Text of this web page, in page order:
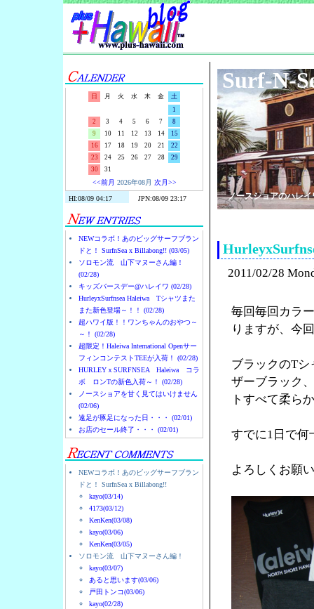
日 月 火 水 木 金
土
1
2
3 4 5 6 7
8
9
10 11 12 13 14
15
16
17 18 19 20 21
22
23
24 25 26 27 28
29
30
31
<<前月 2026年08月 次月>>
NEWコラボ！あのビッグサーフブラン
ドと！ SurfnSea x Billabong!! (03/05)
ソロモン流 山下マヌーさん編！
(02/28)
キッズバースデー@ハレイワ (02/28)
HurleyxSurfnsea Haleiwa Tシャツまた
また新色登場～！！ (02/28)
超ハワイ版！！ワンちゃんのおやつ～
～！ (02/28)
超限定！Haleiwa International Openサー
フィンコンテストTEEが入荷！ (02/28)
HURLEYｘSURFNSEA Haleiwa コラ
ボ ロンTの新色入荷～！ (02/28)
ノースショアを甘く見てはいけません
(02/06)
遠足が豚足になった日・・・ (02/01)
お店のセール終了・・・ (02/01)
NEWコラボ！あのビッグサーフブラン
ドと！ SurfnSea x Billabong!!
kayo(03/14)
4173(03/12)
KenKen(03/08)
kayo(03/06)
KenKen(03/05)
ソロモン流 山下マヌーさん編！
kayo(03/07)
あると思います(03/06)
戸田トンコ(03/06)
kayo(02/28)
Surf-N-
ノースショアのハレ
2011/02/28
毎回毎回カラ
りますが、今
ブラックのT
ザーブラック
トすべて柔ら
すでに1日で何
よろしくお願